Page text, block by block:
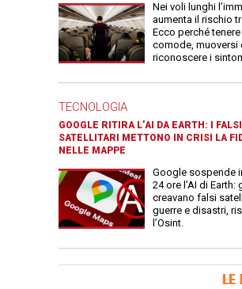
Nei voli lunghi
aumenta il rischio
Ecco perché
comode, muoversi
riconoscere i
TECNOLOGIA
GOOGLE RITIRA L’AI DA EARTH: I FALSI
SATELLITARI METTONO IN CRISI LA
NELLE MAPPE
Google sospende
24 ore l’AI di Earth:
creavano falsi
guerre e disastri,
l’Osint.
LE